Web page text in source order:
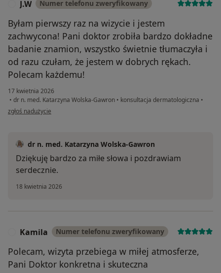
J.W Numer telefonu zweryfikowany
Byłam pierwszy raz na wizycie i jestem
zachwycona! Pani doktor zrobiła bardzo dokładne
badanie znamion, wszystko świetnie tłumaczyła i
od razu czułam, że jestem w dobrych rękach.
Polecam każdemu!
17 kwietnia 2026
• dr n. med. Katarzyna Wolska-Gawron • konsultacja dermatologiczna •
w opinii użytkownika J.W
zgłoś nadużycie
dr n. med. Katarzyna Wolska-Gawron
Dziękuję bardzo za miłe słowa i pozdrawiam
serdecznie.
18 kwietnia 2026
Kamila Numer telefonu zweryfikowany
Polecam, wizyta przebiega w miłej atmosferze,
Pani Doktor konkretna i skuteczna